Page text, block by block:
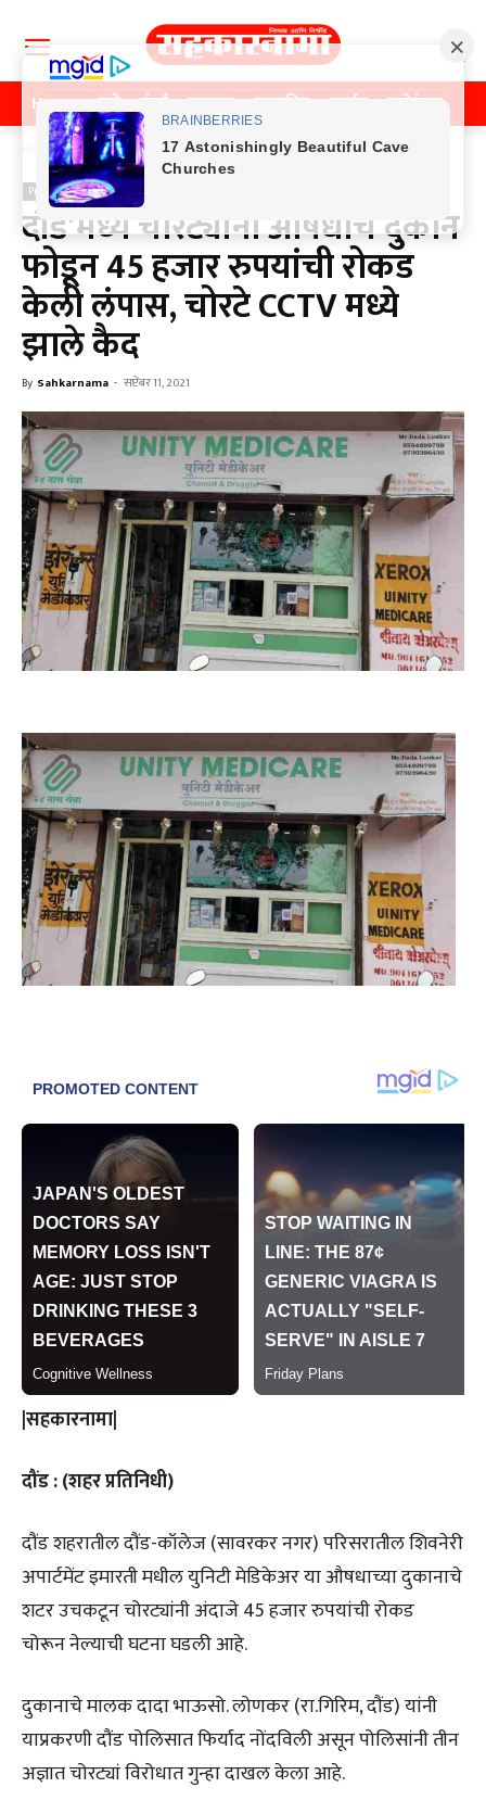
Home पुणे मुंबई महाराष्ट्र राजकीय क्राईम मनोरंजन
Home Previos News
Previos News
दौंड’मध्ये चोरट्यांनी औषधाचे दुकान
फोडून 45 हजार रुपयांची रोकड
केली लंपास, चोरटे CCTV मध्ये
झाले कैद
By Sahkarnama - सप्टेंबर 11, 2021
|सहकारनामा|
दौंड : (शहर प्रतिनिधी)
दौंड शहरातील दौंड-कॉलेज (सावरकर नगर) परिसरातील शिवनेरी
अपार्टमेंट इमारती मधील युनिटी मेडिकेअर या औषधाच्या दुकानाचे
शटर उचकटून चोरट्यांनी अंदाजे 45 हजार रुपयांची रोकड
चोरून नेल्याची घटना घडली आहे.
दुकानाचे मालक दादा भाऊसो. लोणकर (रा.गिरिम, दौंड) यांनी
याप्रकरणी दौंड पोलिसात फिर्याद नोंदविली असून पोलिसांनी तीन
अज्ञात चोरट्यां विरोधात गुन्हा दाखल केला आहे.